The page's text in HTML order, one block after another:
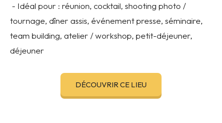
- Idéal pour : réunion, cocktail, shooting photo /
tournage, dîner assis, événement presse, séminaire,
team building, atelier / workshop, petit-déjeuner,
déjeuner
DÉCOUVRIR CE LIEU